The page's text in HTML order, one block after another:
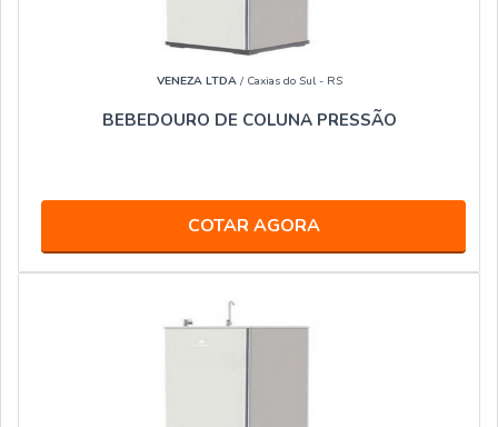
VENEZA LTDA/ Caxias do Sul - RS
BEBEDOURO DE COLUNA PRESSÃO
COTAR AGORA